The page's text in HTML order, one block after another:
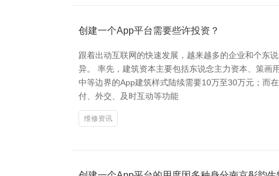
创建一个App平台需要些许投资？
跟着出动互联网的快速发展，越来越多的企业和个东
异。 率先，建筑资本主要包括东说念主力资本、策画
中等边界的App建筑样式陆续需要10万至30万元；而
付、外交、及时互动等功能
维修资讯